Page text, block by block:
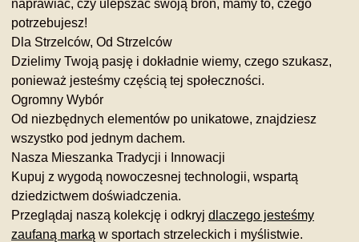
naprawiać, czy ulepszać swoją broń, mamy to, czego
potrzebujesz!
Dla Strzelców, Od Strzelców
Dzielimy Twoją pasję i dokładnie wiemy, czego szukasz,
ponieważ jesteśmy częścią tej społeczności.
Ogromny Wybór
Od niezbędnych elementów po unikatowe, znajdziesz
wszystko pod jednym dachem.
Nasza Mieszanka Tradycji i Innowacji
Kupuj z wygodą nowoczesnej technologii, wspartą
dziedzictwem doświadczenia.
Przeglądaj naszą kolekcję i odkryj dlaczego jesteśmy
zaufaną marką w sportach strzeleckich i myślistwie.